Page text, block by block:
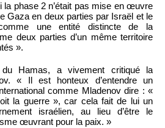
la phase 2 n’était pas mise en œuvre
Gaza en deux parties par Israël et le
une entité distincte de la
deux parties d’un même territoire
».
Hamas, a vivement critiqué la
« Il est honteux d’entendre un
comme Mladenov dire : «
la guerre », car cela fait de lui un
israélien, au lieu d’être le
œuvrant pour la paix. »